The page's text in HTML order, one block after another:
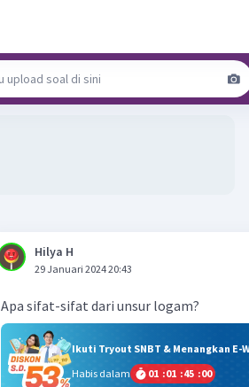
Hilya H
29 Januari 2024 20:43
Apa sifat-sifat dari unsur logam?
Ikuti Tryout SNBT & Menangkan E-
Habis dalam
01 :01 :44 :59